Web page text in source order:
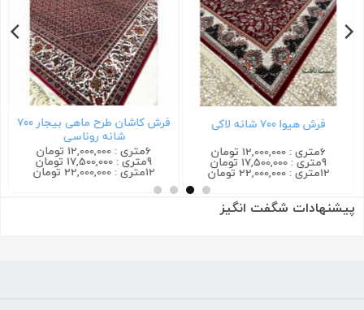
فرش هیوا ۷۰۰ شانه لاکی
6متری : 12,000,000 تومان
9متری : 17,500,000 تومان
12متری : 22,000,000 تومان
فرش کاشان طرح ماهی بیجار ۷۰۰
شانه روناسی
6متری : 12,000,000 تومان
9متری : 17,500,000 تومان
12متری : 22,000,000 تومان
پیشنهادات شگفت انگیز